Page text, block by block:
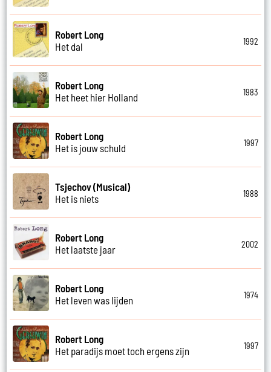
Robert Long
Het dal
1992
Robert Long
Het heet hier Holland
1983
Robert Long
Het is jouw schuld
1997
Tsjechov (Musical)
Het is niets
1988
Robert Long
Het laatste jaar
2002
Robert Long
Het leven was lijden
1974
Robert Long
Het paradijs moet toch ergens zijn
1997